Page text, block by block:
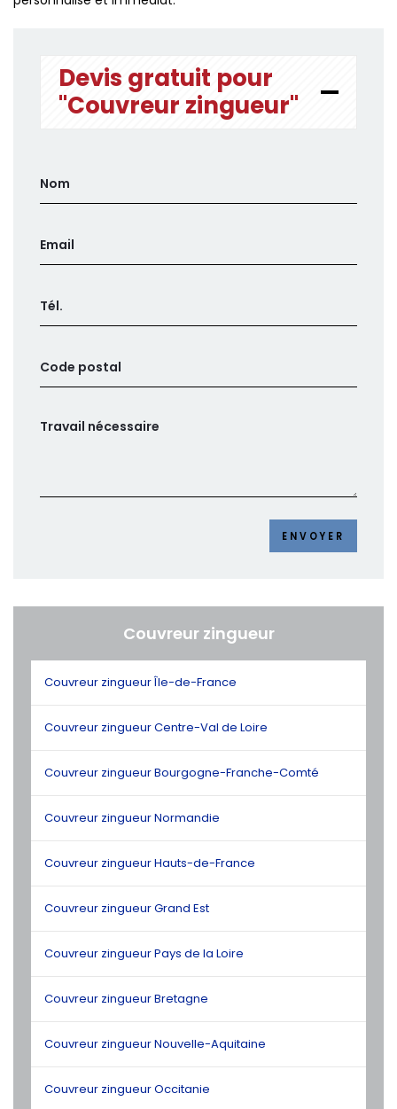
Devis gratuit pour
"Couvreur zingueur"
ENVOYER
Couvreur zingueur
Couvreur zingueur Île-de-France
Couvreur zingueur Centre-Val de Loire
Couvreur zingueur Bourgogne-Franche-Comté
Couvreur zingueur Normandie
Couvreur zingueur Hauts-de-France
Couvreur zingueur Grand Est
Couvreur zingueur Pays de la Loire
Couvreur zingueur Bretagne
Couvreur zingueur Nouvelle-Aquitaine
Couvreur zingueur Occitanie